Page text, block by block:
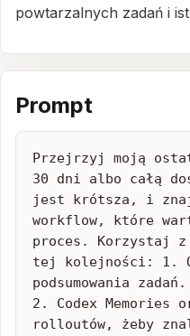
powtarzalnych zadań i
Prompt
Przejrzyj moją
30 dni albo całą
jest krótsza, i
workflow, które
proces. Korzystaj z
tej kolejności: 1.
podsumowania zadań.
2. Codex Memories
rolloutów, żeby